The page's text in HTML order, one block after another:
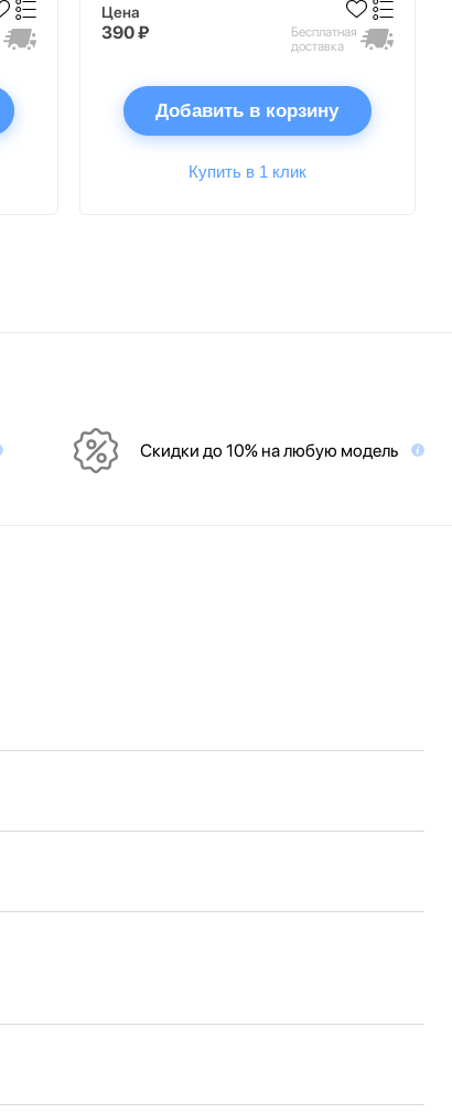
Цена
390 ₽
Бесплатная
доставка
Добавить в корзину
Купить в 1 клик
Скидки до 10% на любую модель